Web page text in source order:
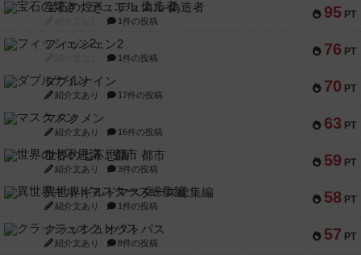
95 PT
宝石の煌き：デュエル 偽造者
1件の投稿
76 PT
フィッシェン2
1件の投稿
70 PT
ダブルナイン
紹介文あり 17件の投稿
63 PT
マスクメン
紹介文あり 16件の投稿
59 PT
世界の七不思議：都市
紹介文あり 3件の投稿
58 PT
異世界ギルドマスターズ総集編
紹介文あり 1件の投稿
57 PT
クラッシュオクトパス
紹介文あり 8件の投稿